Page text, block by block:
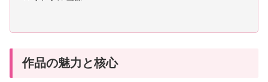
作品の魅力と核心